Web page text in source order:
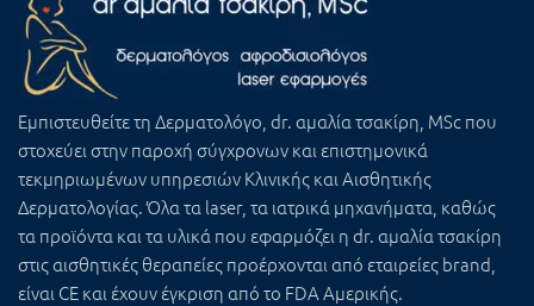
Εμπιστευθείτε τηΔερματολόγο, dr. αμαλία τσακίρη, MScπου
στοχεύει στην παροχή σύγχρονων και επιστημονικά
τεκμηριωμένων υπηρεσιών Κλινικής και Αισθητικής
Δερματολογίας. Όλα τα laser, τα ιατρικά μηχανήματα, καθώς
τα προϊόντα και τα υλικά που εφαρμόζει η dr. αμαλία τσακίρη
στις αισθητικές θεραπείες προέρχονται από εταιρείες brand,
είναι CE και έχουν έγκριση από το FDA Αμερικής.